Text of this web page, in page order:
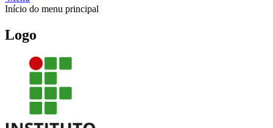
Início do menu principal
Logo